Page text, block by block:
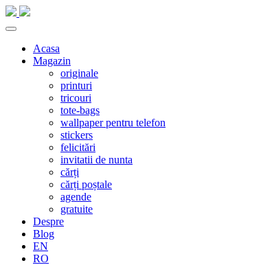
Acasa
Magazin
originale
printuri
tricouri
tote-bags
wallpaper pentru telefon
stickers
felicitări
invitatii de nunta
cărți
cărți poștale
agende
gratuite
Despre
Blog
EN
RO